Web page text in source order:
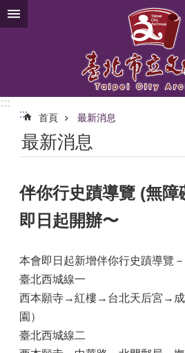
跳到主要內容區塊
:::
:::
首頁 最新消息
最新消息
伴你行史蹟導覽 (無障
即日起開辦〜
本會即日起新增伴你行史蹟導覽
臺北西城線一
西本願寺→紅樓→台北天后宮→
園）
臺北西城線二